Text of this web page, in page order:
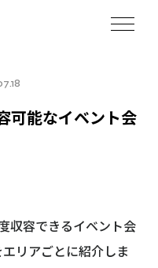
可能なイベント会
収容できるイベント会
リアごとに紹介しま